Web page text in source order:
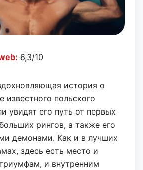
6,3/10
история о
известного польского
увидят его путь от первых
рингов, а также его
демонами. Как и в лучших
здесь есть место и
и внутренним